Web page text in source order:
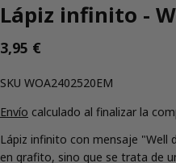
Lápiz infinito -
Precio
3,95 €
SKU SKU:
WOA2402520EM
Envío calculado al finalizar la
Lápiz infinito con mensaje "Well
en grafito, sino que se trata de